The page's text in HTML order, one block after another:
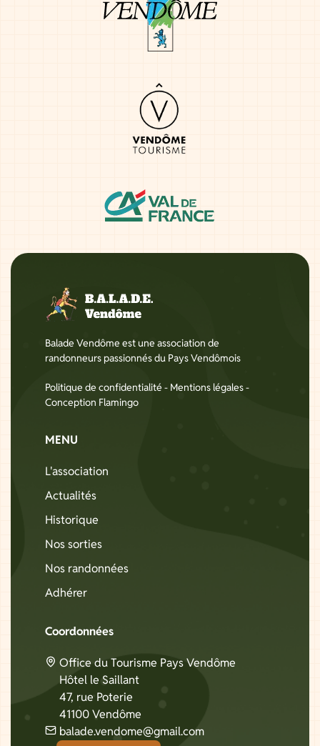
Balade Vendôme est une association de
randonneurs passionnés du Pays Vendômois
Politique de confidentialité - Mentions légales-
Conception Flamingo
MENU
L'association
Actualités
Historique
Nos sorties
Nos randonnées
Adhérer
Coordonnées
Office du Tourisme Pays Vendôme
Hôtel le Saillant
47, rue Poterie
41100 Vendôme
balade.vendome@gmail.com